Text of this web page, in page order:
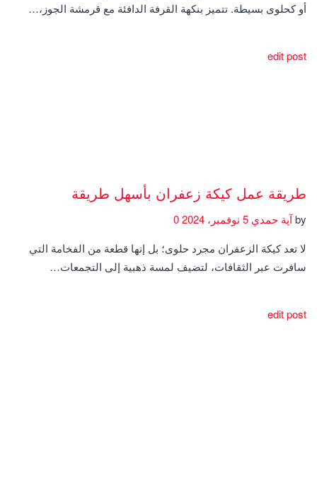
أو كحلوى بسيطة. تتميز بنكهة القرفة الدافئة مع قرمشة الجوز،…
edit post
طريقة عمل كيكة زعفران بأسهل طريقة
byآية حمدي
لا تعد كيكة الزعفران مجرد حلوى؛ بل إنها قطعة من الفخامة التي
سافرت عبر الثقافات، لتضيف لمسة ذهبية إلى التجمعات…
edit post